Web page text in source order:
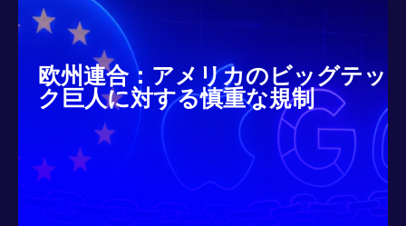
欧州連合：アメリカのビッグテッ
ク巨人に対する慎重な規制